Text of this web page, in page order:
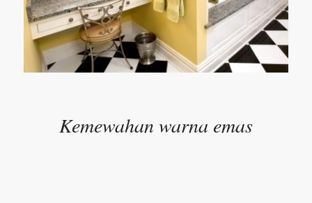
Kemewahan warna emas